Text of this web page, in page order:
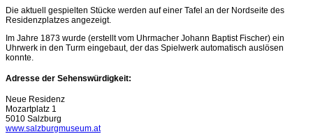
Die aktuell gespielten Stücke werden auf einer Tafel an der Nordseite des
Residenzplatzes angezeigt.
Im Jahre 1873 wurde (erstellt vom Uhrmacher Johann Baptist Fischer) ein
Uhrwerk in den Turm eingebaut, der das Spielwerk automatisch auslösen
konnte.
Adresse der Sehenswürdigkeit:
Neue Residenz
Mozartplatz 1
5010 Salzburg
www.salzburgmuseum.at